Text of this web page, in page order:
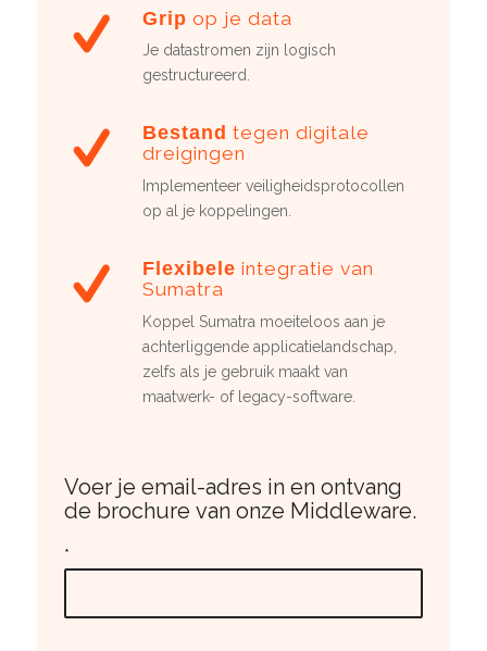
Grip op je data
Je datastromen zijn logisch
gestructureerd.
Bestand tegen digitale
dreigingen
Implementeer veiligheidsprotocollen
op al je koppelingen.
Flexibele integratie van
Sumatra
Koppel Sumatra moeiteloos aan je
achterliggende applicatielandschap,
zelfs als je gebruik maakt van
maatwerk- of legacy-software.
Voer je email-adres in en ontvang
de brochure van onze Middleware.
*